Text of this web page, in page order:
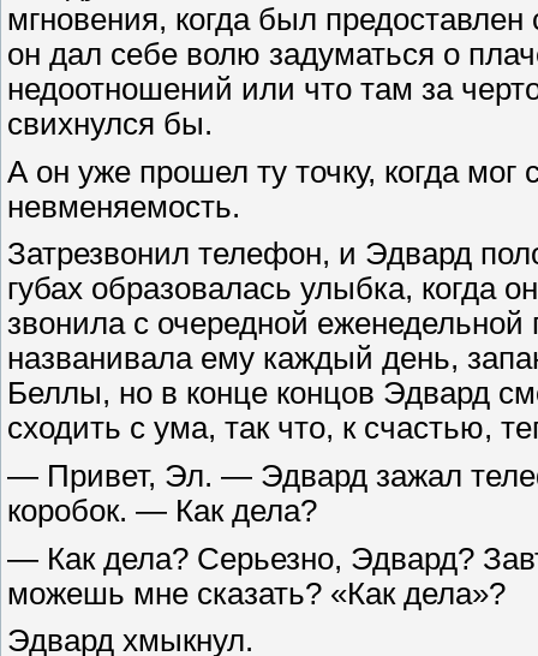
мгновения, когда был
он дал себе волю задуматься о
недоотношений или что там за
свихнулся бы.
А он уже прошел ту точку, когда
невменяемость.
Затрезвонил телефон, и Эдвард
губах образовалась улыбка, когда
звонила с очередной
названивала ему каждый день,
Беллы, но в конце концов Эдвард
сходить с ума, так что, к счастью,
— Привет, Эл. — Эдвард зажал
коробок. — Как дела?
— Как дела? Серьезно, Эдвард?
можешь мне сказать? «Как дела»?
Эдвард хмыкнул.